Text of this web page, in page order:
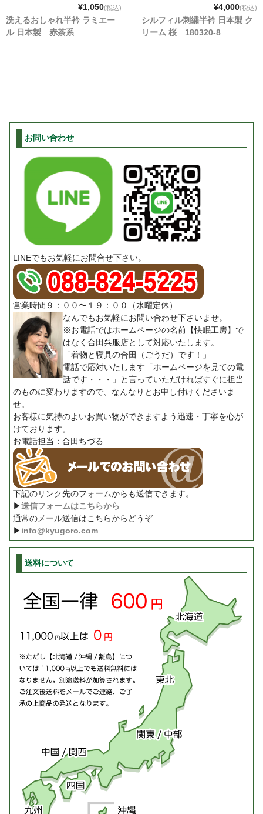
¥1,050(税込)
洗えるおしゃれ半衿 ラミエー
ル 日本製 赤茶系
¥4,000(税込)
シルフィル刺繍半衿 日本製 ク
リーム 桜 180320-8
お問い合わせ
LINEでもお気軽にお問合せ下さい。
営業時間９：００〜１９：００（水曜定休）
なんでもお気軽にお問い合わせ下さいませ。
※お電話ではホームページの名前【快眠工房】で
はなく合田呉服店として対応いたします。
「着物と寝具の合田（ごうだ）です！」
電話で応対いたします「ホームページを見ての電
話です・・・」と言っていただければすぐに担当
のものに変わりますので、なんなりとお申し付けくださいま
せ。
お客様に気持のよいお買い物ができますよう迅速・丁寧を心が
けております。
お電話担当：合田ちづる
下記のリンク先のフォームからも送信できます。
▶送信フォームはこちらから
通常のメール送信はこちらからどうぞ
▶ info@kyugoro.com
送料について